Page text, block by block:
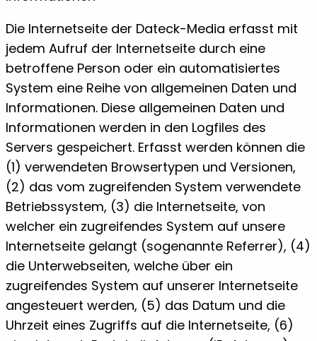
Die Internetseite der Dateck-Media erfasst mit
jedem Aufruf der Internetseite durch eine
betroffene Person oder ein automatisiertes
System eine Reihe von allgemeinen Daten und
Informationen. Diese allgemeinen Daten und
Informationen werden in den Logfiles des
Servers gespeichert. Erfasst werden können die
(1) verwendeten Browsertypen und Versionen,
(2) das vom zugreifenden System verwendete
Betriebssystem, (3) die Internetseite, von
welcher ein zugreifendes System auf unsere
Internetseite gelangt (sogenannte Referrer), (4)
die Unterwebseiten, welche über ein
zugreifendes System auf unserer Internetseite
angesteuert werden, (5) das Datum und die
Uhrzeit eines Zugriffs auf die Internetseite, (6)